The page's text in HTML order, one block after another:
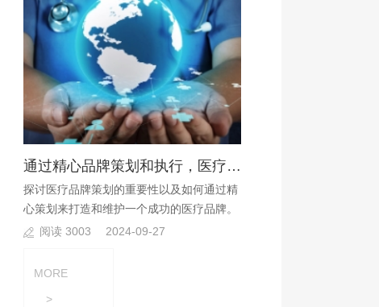
通过精心品牌策划和执行，医疗机构可以建立起品牌优势?
探讨医疗品牌策划的重要性以及如何通过精
心策划来打造和维护一个成功的医疗品牌。
阅读 3003
2024-09-27
MORE
>